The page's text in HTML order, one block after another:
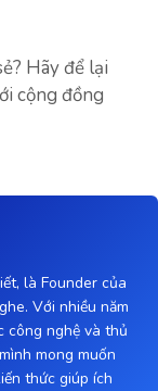
Hãy để lại
cộng đồng
là Founder của
Với nhiều năm
công nghệ và thủ
mong muốn
thức giúp ích